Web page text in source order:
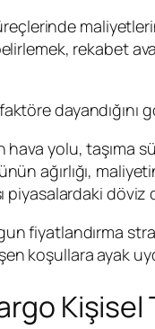
rekabet
dayandığını
hava yolu, taşıma
ağırlığı,
piyasalardaki
fiyatlandırma
koşullara ayak